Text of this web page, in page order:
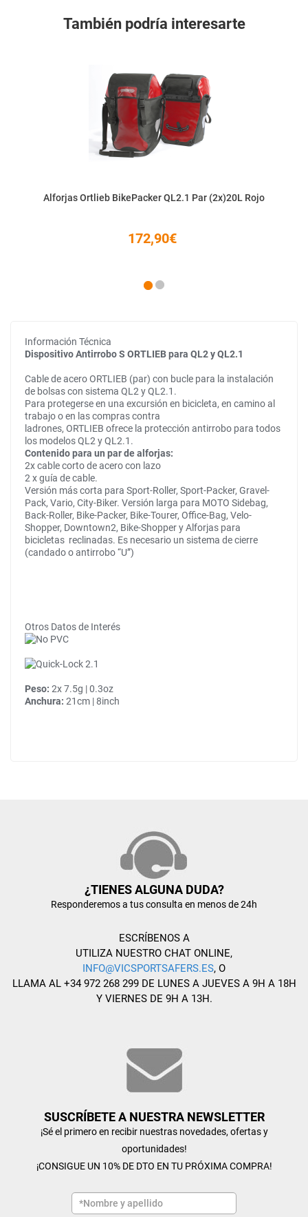
También podría interesarte
Alforjas Ortlieb BikePacker QL2.1 Par (2x)20L Rojo
172,90€
Información Técnica
Dispositivo Antirrobo S ORTLIEB para QL2 y QL2.1
Cable de acero ORTLIEB (par) con bucle para la instalación
de bolsas con sistema QL2 y QL2.1.
Para protegerse en una excursión en bicicleta, en camino al
trabajo o en las compras contra
ladrones, ORTLIEB ofrece la protección antirrobo para todos
los modelos QL2 y QL2.1.
Contenido para un par de alforjas:
2x cable corto de acero con lazo
2 x guía de cable.
Versión más corta para Sport-Roller, Sport-Packer, Gravel-
Pack, Vario, City-Biker. Versión larga para MOTO Sidebag,
Back-Roller, Bike-Packer, Bike-Tourer, Office-Bag, Velo-
Shopper, Downtown2, Bike-Shopper y Alforjas para
bicicletas reclinadas. Es necesario un sistema de cierre
(candado o antirrobo “U”)
Otros Datos de Interés
Peso: 2x 7.5g | 0.3oz
Anchura: 21cm | 8inch
¿TIENES ALGUNA DUDA?
Responderemos a tus consulta en menos de 24h
ESCRÍBENOS A
UTILIZA NUESTRO CHAT ONLINE,
INFO@VICSPORTSAFERS.ES, O
LLAMA AL +34 972 268 299 DE LUNES A JUEVES A 9H A 18H
Y VIERNES DE 9H A 13H.
SUSCRÍBETE A NUESTRA NEWSLETTER
¡Sé el primero en recibir nuestras novedades, ofertas y
oportunidades!
¡CONSIGUE UN 10% DE DTO EN TU PRÓXIMA COMPRA!